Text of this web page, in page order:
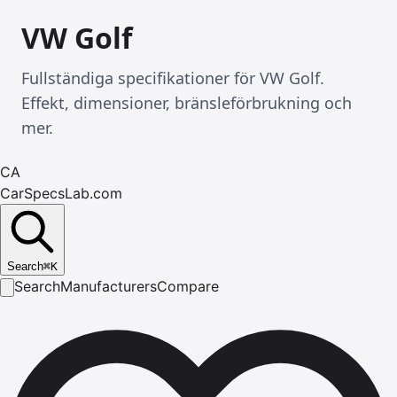
VW Golf
Fullständiga specifikationer för VW Golf.
Effekt, dimensioner, bränsleförbrukning och
mer.
CA
CarSpecsLab.com
Search⌘K
SearchManufacturersCompare